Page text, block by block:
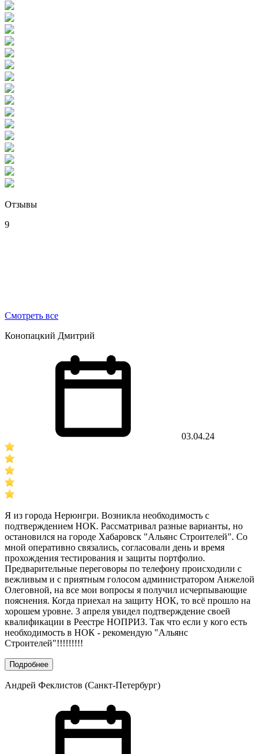
Отзывы
9
Смотреть все
Конопацкий Дмитрий
03.04.24
Я из города Нерюнгри. Возникла необходимость с
подтверждением НОК. Рассматривал разные варианты, но
остановился на городе Хабаровск "Альянс Строителей". Со
мной оперативно связались, согласовали день и время
прохождения тестирования и защиты портфолио.
Предварительные переговоры по телефону происходили с
вежливым и с приятным голосом администратором Анжелой
Олеговной, на все мои вопросы я получил исчерпывающие
пояснения. Когда приехал на защиту НОК, то всё прошло на
хорошем уровне. 3 апреля увидел подтверждение своей
квалификации в Реестре НОПРИЗ. Так что если у кого есть
необходимость в НОК - рекомендую "Альянс
Строителей"!!!!!!!!!
Подробнее
Андрей Феклистов (Санкт-Петербург)